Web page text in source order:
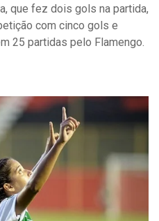
que fez dois gols na partida,
com cinco gols e
25 partidas pelo Flamengo.